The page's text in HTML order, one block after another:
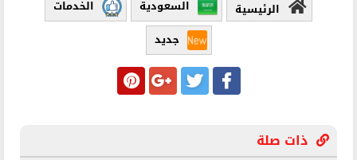
الرئيسية السعودية
الخدمات
جديد
ذات صلة